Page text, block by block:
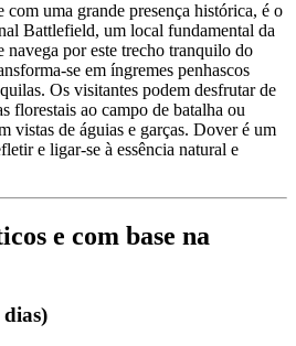
com uma grande presença histórica, é o
Battlefield, um local fundamental da
por este trecho tranquilo do
se em íngremes penhascos
Os visitantes podem desfrutar de
florestais ao campo de batalha ou
vistas de águias e garças. Dover é um
e ligar-se à essência natural e
e com base na